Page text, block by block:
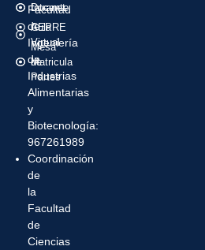
Intranet
Aula
Virtual
Matricula
Docente
CEPRE
Mesa
de
Partes
Facultad
de
Ingeniería
de
Industrias
Alimentarias
y
Biotecnología:
967261989
Coordinación
de
la
Facultad
de
Ciencias